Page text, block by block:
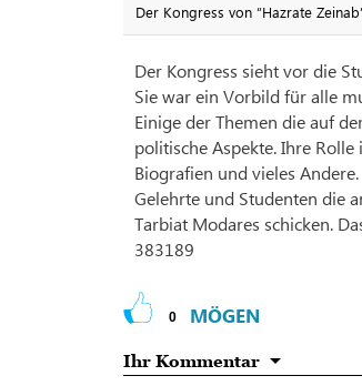
Der Kongress von “Hazrate
Der Kongress sieht vor die
Sie war ein Vorbild für alle
Einige der Themen die auf
politische Aspekte. Ihre
Biografien und vieles Andere.
Gelehrte und Studenten die
Tarbiat Modares schicken.
383189
0 MÖGEN
Ihr Kommentar